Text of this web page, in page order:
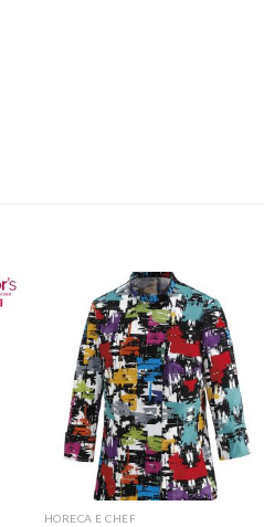
Aggiungi
alla lista
dei
desideri
HORECA E CHEF